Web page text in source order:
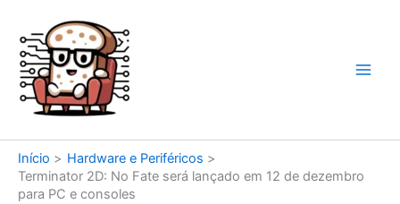
conteúdo
Início
Hardware e Periféricos
Terminator 2D: No Fate será lançado em 12 de dezembro
para PC e consoles